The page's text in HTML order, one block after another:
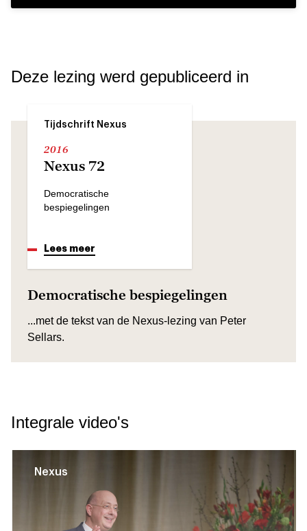
Deze lezing werd gepubliceerd in
Tijdschrift Nexus
2016
Nexus 72
Democratische
bespiegelingen
Lees meer
Democratische bespiegelingen
...met de tekst van de Nexus-lezing van Peter
Sellars.
Integrale video's
Nexus